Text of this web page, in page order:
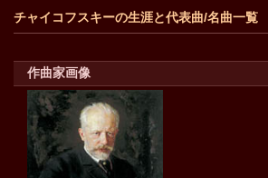
チャイコフスキーの生涯と代表曲/名曲一覧
作曲家画像